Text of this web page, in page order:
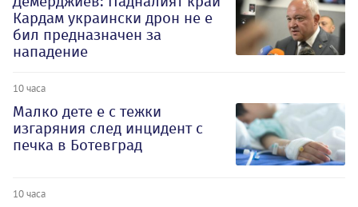
Кардам украински дрон не е
бил предназначен за
нападение
10 часа
Малко дете е с тежки
изгаряния след инцидент с
печка в Ботевград
10 часа